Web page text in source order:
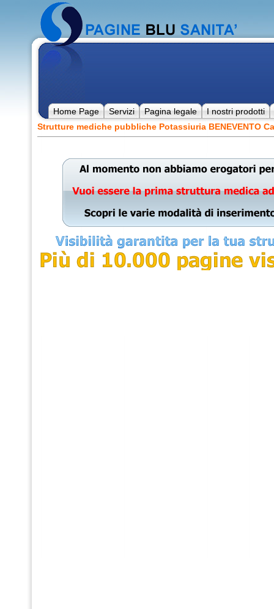
Home Page Servizi Pagina legale
I nostri prodotti
Strutture mediche pubbliche Potassiuria BENEVENTO